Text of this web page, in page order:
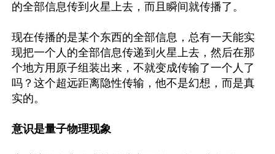
的全部信息传到火星上去，而且瞬间就传播了。
现在传播的是某个东西的全部信息，总有一天能实
现把一个人的全部信息传递到火星上去，然后在那
个地方用原子组装出来，不就变成传输了一个人了
吗？这个超远距离隐性传输，他不是幻想，而是真
实的。
意识是量子物理现象